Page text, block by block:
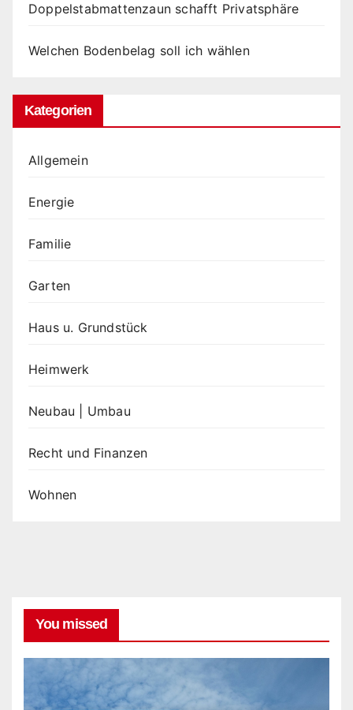
Doppelstabmattenzaun schafft Privatsphäre
Welchen Bodenbelag soll ich wählen
Kategorien
Allgemein
Energie
Familie
Garten
Haus u. Grundstück
Heimwerk
Neubau | Umbau
Recht und Finanzen
Wohnen
You missed